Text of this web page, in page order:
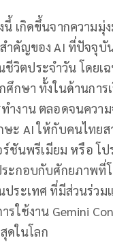
นี้ เกิดขึ้นจากความมุ่
สำคัญของ AI ที่ปัจจุบั
วิตประจำวัน โดยเ
ศึกษา ทั้งในด้านการ
ำงาน ตลอดจนความ
ะ AI ให้กับคนไทยส
ร์ชันพรีเมียม หรือ โ
ะกอบกับศักยภาพที่
ประเทศ ที่มีส่วนร่วม
รใช้งาน Gemini
ดในโลก